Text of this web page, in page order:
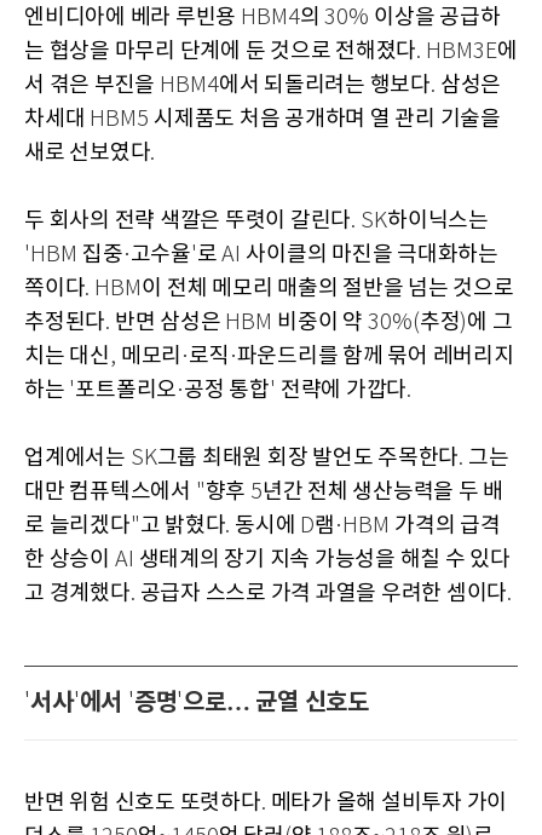
엔비디아에 베라 루빈용 HBM4의30% 이상을 공급하
는 협상을 마무리 단계에 둔 것으로 전해졌다. HBM3E에
서 겪은 부진을 HBM4에서 되돌리려는 행보다. 삼성은
차세대 HBM5 시제품도 처음 공개하며 열 관리 기술을
새로 선보였다.
두 회사의 전략 색깔은 뚜렷이 갈린다. SK하이닉스는
'HBM 집중·고수율'로AI 사이클의 마진을 극대화하는
쪽이다. HBM 이 전체 메모리 매출의 절반을 넘는 것으로
추정된다. 반면 삼성은 HBM 비중이 약 30%(추정)에 그
치는 대신, 메모리 ·로직 ·파운드리를 함께 묶어 레버리지
하는 '포트폴리오·공정 통합' 전략에 가깝다.
업계에서는 SK그룹 최태원 회장 발언도 주목한다. 그는
대만 컴퓨텍스에서 "향후 5년간 전체 생산능력을 두 배
로 늘리겠다"고 밝혔다. 동시에 D램 ·HBM 가격의 급격
한 상승이 AI 생태계의 장기 지속 가능성을 해칠 수 있다
고 경계했다. 공급자 스스로 가격 과열을 우려한 셈이다.
'서사'에서 '증명'으로… 균열 신호도
반면 위험 신호도 또렷하다. 메타가 올해 설비투자 가이